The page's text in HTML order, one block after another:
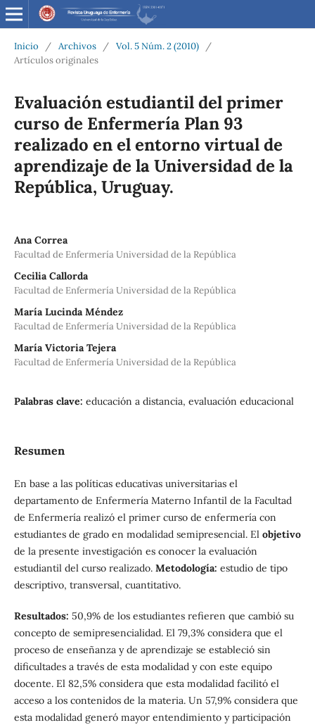
Inicio / Archivos / Vol. 5 Núm. 2 (2010)
/
Artículos originales
Evaluación estudiantil del primer
curso de Enfermería Plan 93
realizado en el entorno virtual de
aprendizaje de la Universidad de la
República, Uruguay.
Ana Correa
Facultad de Enfermería Universidad de la República
Cecilia Callorda
Facultad de Enfermería Universidad de la República
María Lucinda Méndez
Facultad de Enfermería Universidad de la República
María Victoria Tejera
Facultad de Enfermería Universidad de la República
Palabras clave: educación a distancia, evaluación educacional
Resumen
En base a las políticas educativas universitarias el
departamento de Enfermería Materno Infantil de la Facultad
de Enfermería realizó el primer curso de enfermería con
estudiantes de grado en modalidad semipresencial. El objetivo
de la presente investigación es conocer la evaluación
estudiantil del curso realizado. Metodología: estudio de tipo
descriptivo, transversal, cuantitativo.
Resultados: 50,9% de los estudiantes refieren que cambió su
concepto de semipresencialidad. El 79,3% considera que el
proceso de enseñanza y de aprendizaje se estableció sin
dificultades a través de esta modalidad y con este equipo
docente. El 82,5% considera que esta modalidad facilitó el
acceso a los contenidos de la materia. Un 57,9% considera que
esta modalidad generó mayor entendimiento y participación